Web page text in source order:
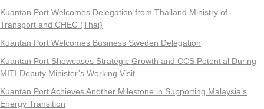
Kuantan Port Welcomes Delegation from Thailand Ministry of
Transport and CHEC (Thai)
Kuantan Port Welcomes Business Sweden Delegation
Kuantan Port Showcases Strategic Growth and CCS Potential During
MITI Deputy Minister’s Working Visit
Kuantan Port Achieves Another Milestone in Supporting Malaysia’s
Energy Transition